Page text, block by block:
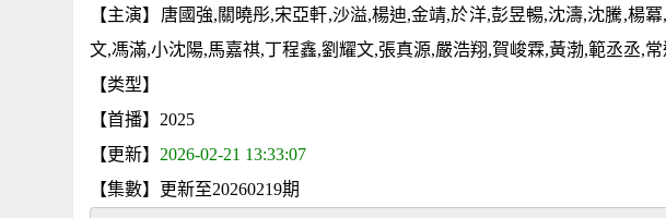
【主演】唐國強,關曉彤,宋亞軒,沙溢,楊迪,金靖,於洋,彭昱暢,沈濤,沈騰,楊
文,馮滿,小沈陽,馬嘉祺,丁程鑫,劉耀文,張真源,嚴浩翔,賀峻霖,黃渤,範丞丞,
【类型】
【首播】2025
【更新】 2026-02-21 13:33:07
【集數】更新至20260219期